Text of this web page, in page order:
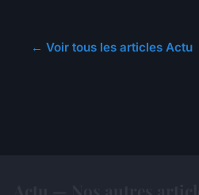
← Voir tous les articles Actu